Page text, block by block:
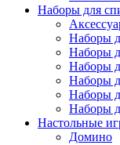
Наборы для
Наборы
Наборы
Наборы
Наборы
Наборы
Наборы
Настольные
Домино